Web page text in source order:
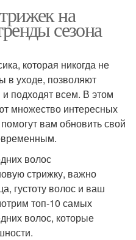
на
сезона
которая никогда не
в уходе, позволяют
подходят всем. В этом
множество интересных
вам обновить свой
волос
стрижку, важно
густоту волос и ваш
топ-10 самых
волос, которые